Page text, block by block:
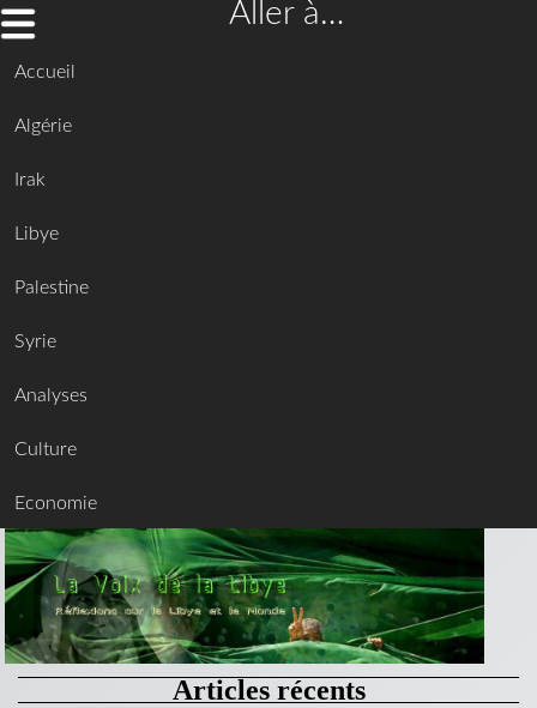
Aller à…
Accueil
Algérie
Irak
Libye
Palestine
Syrie
Analyses
Culture
Economie
Articles récents